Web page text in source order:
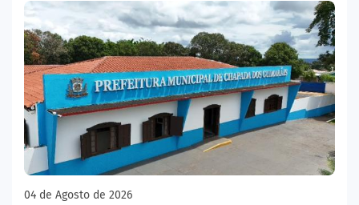
04 de Agosto de 2026